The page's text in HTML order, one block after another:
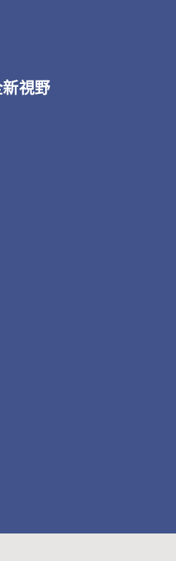
新、高度客製化的微距All-in-
接與易於安裝的特性，為您打
151 LED 模組可拼接成各
，為您實現夢寐以求的數位看
了安裝流程與操作體驗；LED
）表面封裝技術，利用透
效強化耐用度並保護內部元
認證，可有效防塵、防潮與抗
購物中心、交通樞紐等公共空
IC驅動，較傳統解決方案可降
少發熱並延長產品壽命。螢幕
裝深度不到 10 公分，達成
落、現代感的外觀，完美融
1U 機架式設計，可輕鬆安裝
藏於顯示器後方，減少外露線
示器支援多種 Novastar 控制
架構，並透過 LAN 網路集中
管便利性。
視野